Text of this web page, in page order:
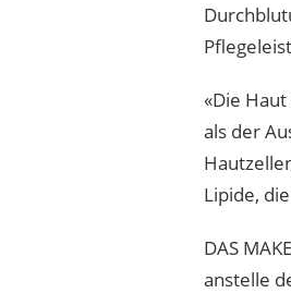
«Die
als der
Lipide,
DAS
anstelle